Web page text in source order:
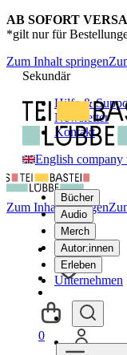
AB SOFORT
*gilt nur für
Zum Inhalt springen
Sekundär
Hilfe &
Newsletter
Kontakt
English company
Bücher
Audio
Merch
Autor:innen
Erleben
Unternehmen
Zum Inhalt springen
0